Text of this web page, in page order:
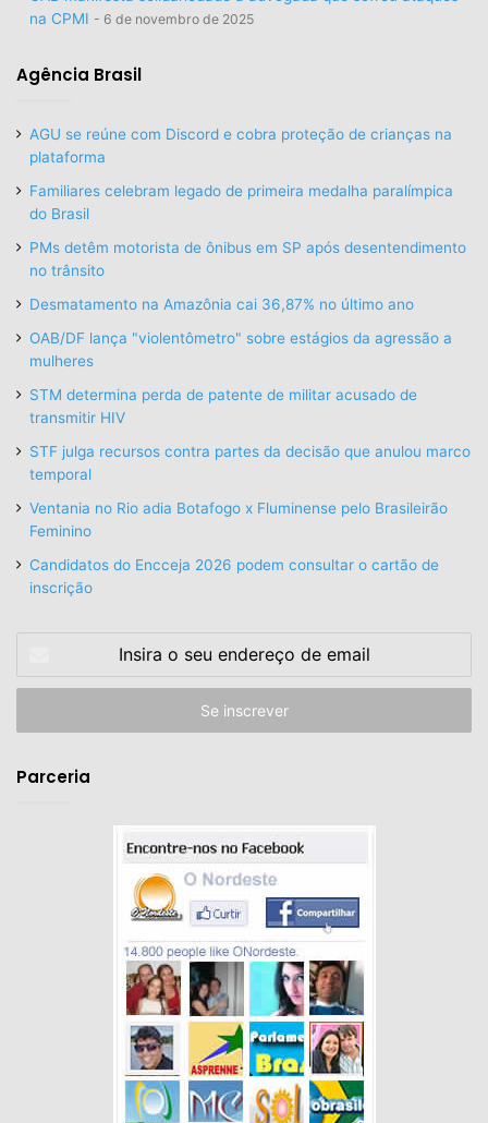
na CPMI
6 de novembro de 2025
Agência Brasil
AGU se reúne com Discord e cobra proteção de crianças na
plataforma
Familiares celebram legado de primeira medalha paralímpica
do Brasil
PMs detêm motorista de ônibus em SP após desentendimento
no trânsito
Desmatamento na Amazônia cai 36,87% no último ano
OAB/DF lança "violentômetro" sobre estágios da agressão a
mulheres
STM determina perda de patente de militar acusado de
transmitir HIV
STF julga recursos contra partes da decisão que anulou marco
temporal
Ventania no Rio adia Botafogo x Fluminense pelo Brasileirão
Feminino
Candidatos do Encceja 2026 podem consultar o cartão de
inscrição
seu
de
Parceria